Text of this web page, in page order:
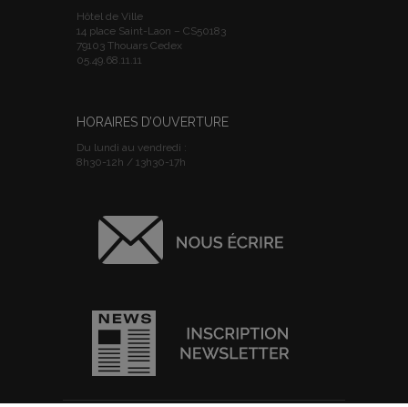
Hôtel de Ville
14 place Saint-Laon – CS50183
79103 Thouars Cedex
05.49.68.11.11
HORAIRES D’OUVERTURE
Du lundi au vendredi :
8h30-12h / 13h30-17h